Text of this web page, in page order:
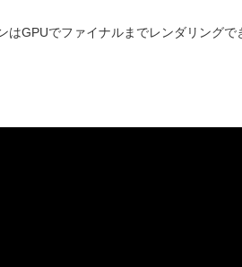
はGPUでファイナルまでレンダリングで